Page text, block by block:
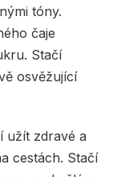
tóny.
čaje
Stačí
osvěžující
užít zdravé a
cestách. Stačí